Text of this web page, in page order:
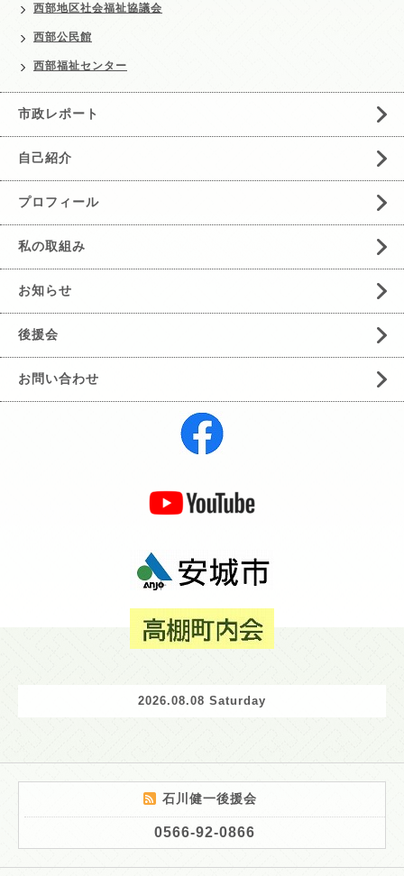
西部地区社会福祉協議会
西部公民館
西部福祉センター
市政レポート
自己紹介
プロフィール
私の取組み
お知らせ
後援会
お問い合わせ
2026.08.08 Saturday
石川健一後援会
0566-92-0866